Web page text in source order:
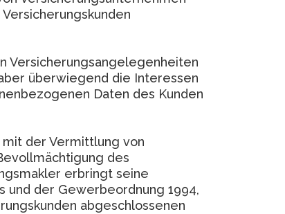
Versicherungsangelegenheiten
überwiegend die Interessen
Daten des Kunden
der Vermittlung von
des
erbringt seine
der Gewerbeordnung 1994,
abgeschlossenen